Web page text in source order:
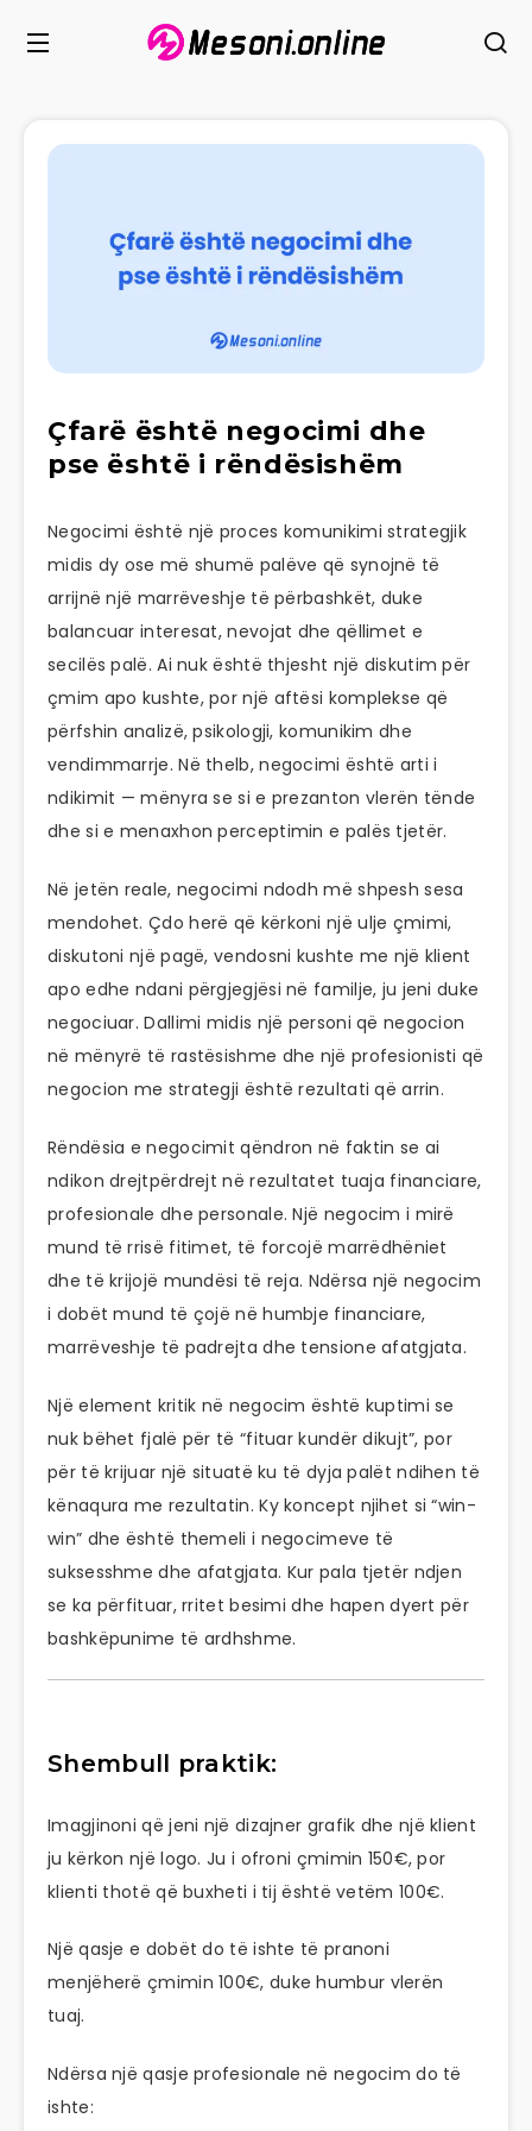
Çfarë është negocimi dhe
pse është i rëndësishëm
Negocimi është një proces komunikimi strategjik
midis dy ose më shumë palëve që synojnë të
arrijnë një marrëveshje të përbashkët, duke
balancuar interesat, nevojat dhe qëllimet e
secilës palë. Ai nuk është thjesht një diskutim për
çmim apo kushte, por një aftësi komplekse që
përfshin analizë, psikologji, komunikim dhe
vendimmarrje. Në thelb, negocimi është arti i
ndikimit — mënyra se si e prezanton vlerën tënde
dhe si e menaxhon perceptimin e palës tjetër.
Në jetën reale, negocimi ndodh më shpesh sesa
mendohet. Çdo herë që kërkoni një ulje çmimi,
diskutoni një pagë, vendosni kushte me një klient
apo edhe ndani përgjegjësi në familje, ju jeni duke
negociuar. Dallimi midis një personi që negocion
në mënyrë të rastësishme dhe një profesionisti që
negocion me strategji është rezultati që arrin.
Rëndësia e negocimit qëndron në faktin se ai
ndikon drejtpërdrejt në rezultatet tuaja financiare,
profesionale dhe personale. Një negocim i mirë
mund të rrisë fitimet, të forcojë marrëdhëniet
dhe të krijojë mundësi të reja. Ndërsa një negocim
i dobët mund të çojë në humbje financiare,
marrëveshje të padrejta dhe tensione afatgjata.
Një element kritik në negocim është kuptimi se
nuk bëhet fjalë për të “fituar kundër dikujt”, por
për të krijuar një situatë ku të dyja palët ndihen të
kënaqura me rezultatin. Ky koncept njihet si “win-
win” dhe është themeli i negocimeve të
suksesshme dhe afatgjata. Kur pala tjetër ndjen
se ka përfituar, rritet besimi dhe hapen dyert për
bashkëpunime të ardhshme.
Shembull praktik:
Imagjinoni që jeni një dizajner grafik dhe një klient
ju kërkon një logo. Ju i ofroni çmimin 150€, por
klienti thotë që buxheti i tij është vetëm 100€.
Një qasje e dobët do të ishte të pranoni
menjëherë çmimin 100€, duke humbur vlerën
tuaj.
Ndërsa një qasje profesionale në negocim do të
ishte: